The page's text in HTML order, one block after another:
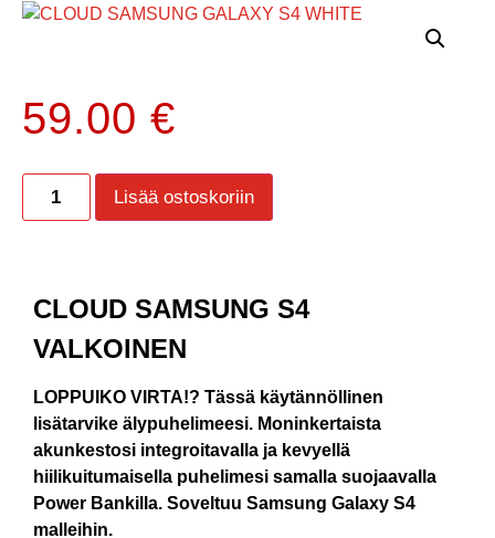
59.00 €
Lisää ostoskoriin
CLOUD SAMSUNG S4
VALKOINEN
LOPPUIKO VIRTA!? Tässä käytännöllinen
lisätarvike älypuhelimeesi. Moninkertaista
akunkestosi integroitavalla ja kevyellä
hiilikuitumaisella puhelimesi samalla suojaavalla
Power Bankilla. Soveltuu Samsung Galaxy S4
malleihin.